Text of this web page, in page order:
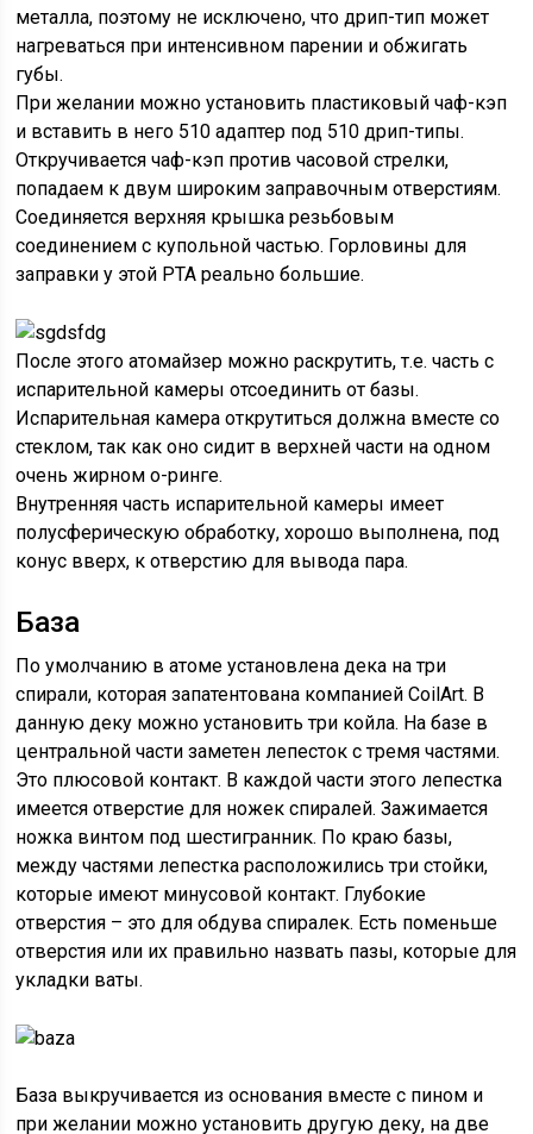
металла, поэтому не исключено, что дрип-тип может
нагреваться при интенсивном парении и обжигать
губы.
При желании можно установить пластиковый чаф-кэп
и вставить в него 510 адаптер под 510 дрип-типы.
Откручивается чаф-кэп против часовой стрелки,
попадаем к двум широким заправочным отверстиям.
Соединяется верхняя крышка резьбовым
соединением с купольной частью. Горловины для
заправки у этой РТА реально большие.
После этого атомайзер можно раскрутить, т.е. часть с
испарительной камеры отсоединить от базы.
Испарительная камера открутиться должна вместе со
стеклом, так как оно сидит в верхней части на одном
очень жирном о-ринге.
Внутренняя часть испарительной камеры имеет
полусферическую обработку, хорошо выполнена, под
конус вверх, к отверстию для вывода пара.
База
По умолчанию в атоме установлена дека на три
спирали, которая запатентована компанией CoilArt. В
данную деку можно установить три койла. На базе в
центральной части заметен лепесток с тремя частями.
Это плюсовой контакт. В каждой части этого лепестка
имеется отверстие для ножек спиралей. Зажимается
ножка винтом под шестигранник. По краю базы,
между частями лепестка расположились три стойки,
которые имеют минусовой контакт. Глубокие
отверстия – это для обдува спиралек. Есть поменьше
отверстия или их правильно назвать пазы, которые для
укладки ваты.
База выкручивается из основания вместе с пином и
при желании можно установить другую деку, на две